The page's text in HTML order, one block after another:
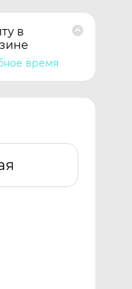
в
время